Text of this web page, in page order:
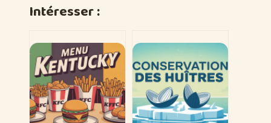
Intéresser :